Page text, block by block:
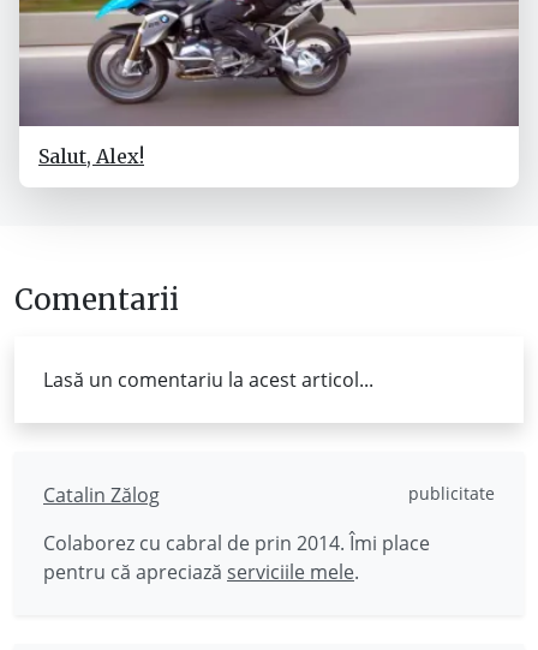
Salut, Alex!
Comentarii
Lasă un comentariu la acest articol...
Catalin Zălog publicitate
Colaborez cu cabral de prin 2014. Îmi place
pentru că apreciază serviciile mele.